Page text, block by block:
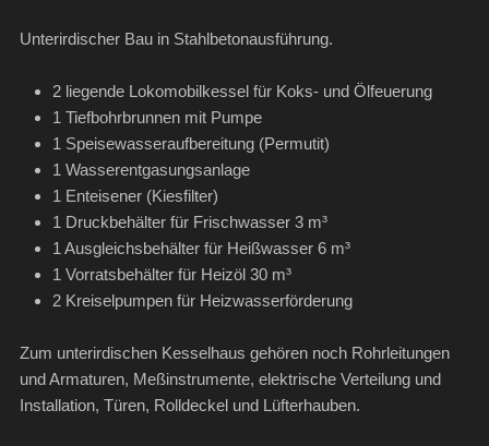
Unterirdischer Bau in Stahlbetonausführung.
2 liegende Lokomobilkessel für Koks- und Ölfeuerung
1 Tiefbohrbrunnen mit Pumpe
1 Speisewasseraufbereitung (Permutit)
1 Wasserentgasungsanlage
1 Enteisener (Kiesfilter)
1 Druckbehälter für Frischwasser 3 m³
1 Ausgleichsbehälter für Heißwasser 6 m³
1 Vorratsbehälter für Heizöl 30 m³
2 Kreiselpumpen für Heizwasserförderung
Zum unterirdischen Kesselhaus gehören noch Rohrleitungen
und Armaturen, Meßinstrumente, elektrische Verteilung und
Installation, Türen, Rolldeckel und Lüfterhauben.